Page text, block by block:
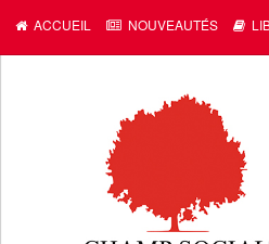
ACCUEIL NOUVEAUTÉS